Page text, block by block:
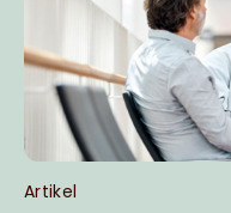
Artikel